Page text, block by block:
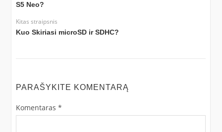
S5 Neo?
Kitas straipsnis
Kuo Skiriasi microSD ir SDHC?
PARAŠYKITE KOMENTARĄ
Komentaras *